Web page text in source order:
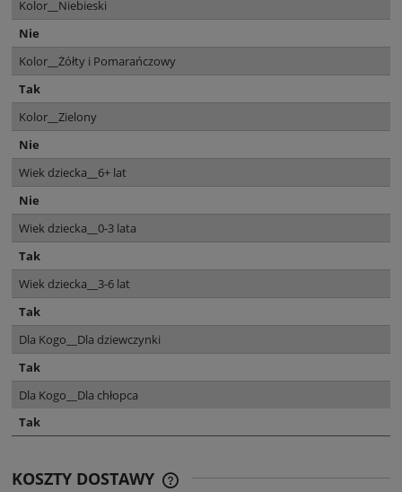
Kolor__Niebieski
Nie
Kolor__Żółty i Pomarańczowy
Tak
Kolor__Zielony
Nie
Wiek dziecka__6+ lat
Nie
Wiek dziecka__0-3 lata
Tak
Wiek dziecka__3-6 lat
Tak
Dla Kogo__Dla dziewczynki
Tak
Dla Kogo__Dla chłopca
Tak
KOSZTY DOSTAWY